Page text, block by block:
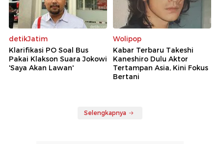
detikJatim
Klarifikasi PO Soal Bus
Pakai Klakson Suara Jokowi
'Saya Akan Lawan'
Wolipop
Kabar Terbaru Takeshi
Kaneshiro Dulu Aktor
Tertampan Asia, Kini Fokus
Bertani
Selengkapnya